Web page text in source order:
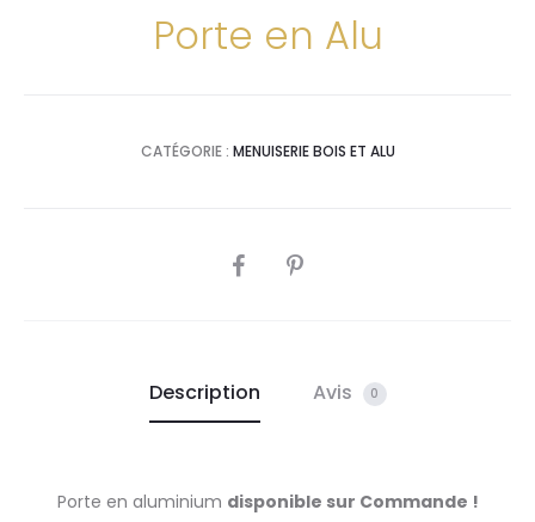
Porte en Alu
CATÉGORIE : MENUISERIE BOIS ET ALU
SHARE
Description Avis 0
Porte en aluminium disponible sur Commande !